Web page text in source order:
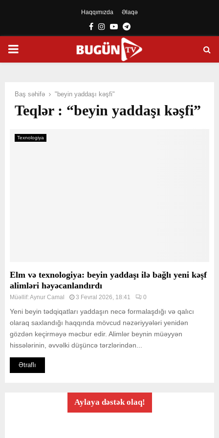
Haqqımızda Əlaqə
Facebook
Instagram
YoutubeTelegram
PRIMARY
Baş səhifə "beyin yaddaşı kəşfi"
Teqlər : “beyin yaddaşı kəşfi”
Texnologiya
Elm və texnologiya: beyin yaddaşı ilə bağlı yeni kəşf
alimləri həyəcanlandırdı
Müəllif:Aynur Camal 3 Fevral 2026, 18:41 0
Yeni beyin tədqiqatları yaddaşın necə formalaşdığı və qalıcı
olaraq saxlandığı haqqında mövcud nəzəriyyələri yenidən
gözdən keçirməyə məcbur edir. Alimlər beynin müəyyən
hissələrinin, əvvəlki düşüncə tərzlərindən...
Ətraflı
Aylaya dəstək olaq!